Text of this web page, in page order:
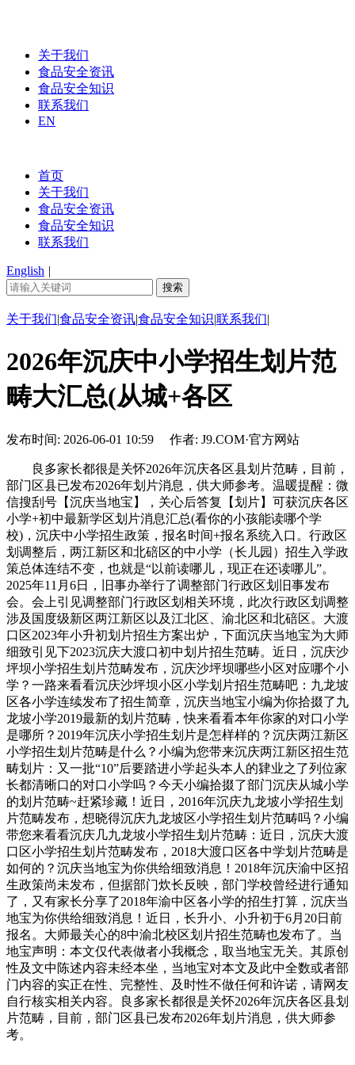
关于我们
食品安全资讯
食品安全知识
联系我们
EN
首页
关于我们
食品安全资讯
食品安全知识
联系我们
English |
关于我们|食品安全资讯|食品安全知识|联系我们|
2026年沉庆中小学招生划片范
畴大汇总(从城+各区
发布时间: 2026-06-01 10:59 作者: J9.COM·官方网站
良多家长都很是关怀2026年沉庆各区县划片范畴，目前，
部门区县已发布2026年划片消息，供大师参考。温暖提醒：微
信搜刮号【沉庆当地宝】，关心后答复【划片】可获沉庆各区
小学+初中最新学区划片消息汇总(看你的小孩能读哪个学
校)，沉庆中小学招生政策，报名时间+报名系统入口。行政区
划调整后，两江新区和北碚区的中小学（长儿园）招生入学政
策总体连结不变，也就是“以前读哪儿，现正在还读哪儿”。
2025年11月6日，旧事办举行了调整部门行政区划旧事发布
会。会上引见调整部门行政区划相关环境，此次行政区划调整
涉及国度级新区两江新区以及江北区、渝北区和北碚区。大渡
口区2023年小升初划片招生方案出炉，下面沉庆当地宝为大师
细致引见下2023沉庆大渡口初中划片招生范畴。近日，沉庆沙
坪坝小学招生划片范畴发布，沉庆沙坪坝哪些小区对应哪个小
学？一路来看看沉庆沙坪坝小区小学划片招生范畴吧：九龙坡
区各小学连续发布了招生简章，沉庆当地宝小编为你拾掇了九
龙坡小学2019最新的划片范畴，快来看看本年你家的对口小学
是哪所？2019年沉庆小学招生划片是怎样样的？沉庆两江新区
小学招生划片范畴是什么？小编为您带来沉庆两江新区招生范
畴划片：又一批“10”后要踏进小学起头本人的肄业之了列位家
长都清晰口的对口小学吗？今天小编拾掇了部门沉庆从城小学
的划片范畴~赶紧珍藏！近日，2016年沉庆九龙坡小学招生划
片范畴发布，想晓得沉庆九龙坡区小学招生划片范畴吗？小编
带您来看看沉庆几九龙坡小学招生划片范畴：近日，沉庆大渡
口区小学招生划片范畴发布，2018大渡口区各中学划片范畴是
如何的？沉庆当地宝为你供给细致消息！2018年沉庆渝中区招
生政策尚未发布，但据部门炊长反映，部门学校曾经进行通知
了，又有家长分享了2018年渝中区各小学的招生打算，沉庆当
地宝为你供给细致消息！近日，长升小、小升初于6月20日前
报名。大师最关心的8中渝北校区划片招生范畴也发布了。当
地宝声明：本文仅代表做者小我概念，取当地宝无关。其原创
性及文中陈述内容未经本坐，当地宝对本文及此中全数或者部
门内容的实正在性、完整性、及时性不做任何和许诺，请网友
自行核实相关内容。良多家长都很是关怀2026年沉庆各区县划
片范畴，目前，部门区县已发布2026年划片消息，供大师参
考。